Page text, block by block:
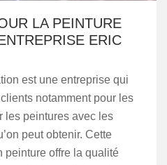
LA PEINTURE
ERIC
est une entreprise qui
notamment pour les
les peintures avec les
peut obtenir. Cette
peinture offre la qualité